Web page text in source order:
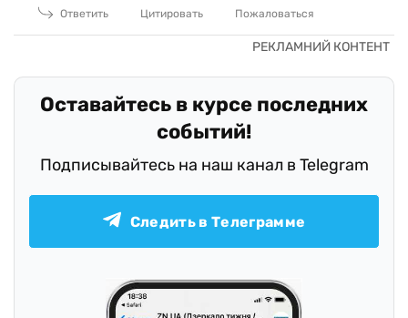
Ответить
Цитировать Пожаловаться
Оставайтесь в курсе последних
событий!
Подписывайтесь на наш канал в Telegram
Следить в Телеграмме